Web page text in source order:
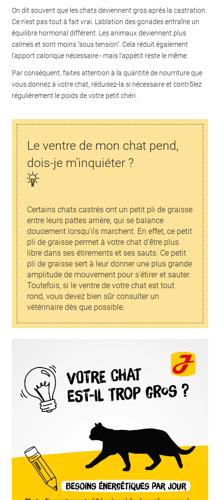
On dit souvent que les chats deviennent gros après la castration.
Ce n'est pas tout à fait vrai. L'ablation des gonades entraîne un
équilibre hormonal différent. Les animaux deviennent plus
calmes et sont moins "sous tension". Cela réduit également
l'apport calorique nécessaire - mais l'appétit reste le même.
Par conséquent, faites attention à la quantité de nourriture que
vous donnez à votre chat, réduisez-la si nécessaire et contrôlez
régulièrement le poids de votre petit chéri.
Le ventre de mon chat pend,
dois-je m'inquiéter ?
Certains chats castrés ont un petit pli de graisse
entre leurs pattes arrière, qui se balance
doucement lorsqu'ils marchent. En effet, ce petit
pli de graisse permet à votre chat d'être plus
libre dans ses étirements et ses sauts. Ce petit
pli de graisse sert à leur donner une plus grande
amplitude de mouvement pour s'étirer et sauter.
Toutefois, si le ventre de votre chat est tout
rond, vous devez bien sûr consulter un
vétérinaire dès que possible.